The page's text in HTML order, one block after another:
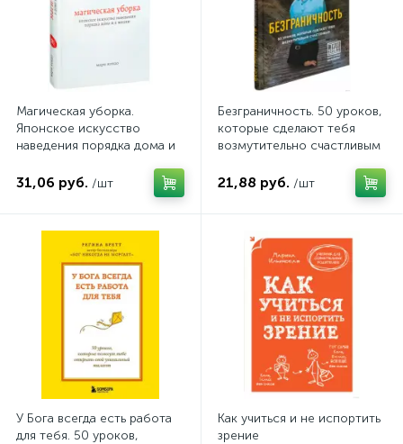
Магическая уборка.
Японское искусство
наведения порядка дома и
31,06 руб. /шт
Безграничность. 50 уроков,
которые сделают тебя
возмутительно счастливым
21,88 руб. /шт
У Бога всегда есть работа
для тебя. 50 уроков,
Как учиться и не испортить
зрение